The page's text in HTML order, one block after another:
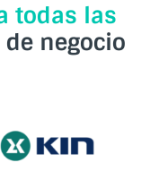
todas las
de negocio